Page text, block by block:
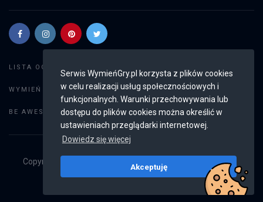
Serwis WymieńGry.pl korzysta z plików cookies
w celu realizacji usług społecznościowych i
funkcjonalnych. Warunki przechowywania lub
dostępu do plików cookies można określić w
ustawieniach przeglądarki internetowej.
Dowiedz się więcej
Akceptuję
LISTA OGŁOSZEŃ:
WYMIEŃ GRY: Dodaj ogłoszenie
BE AWESOME: Weryfikacja konta
Copyright © 2019 - 2026
Wszystkie prawa
v2.8.4